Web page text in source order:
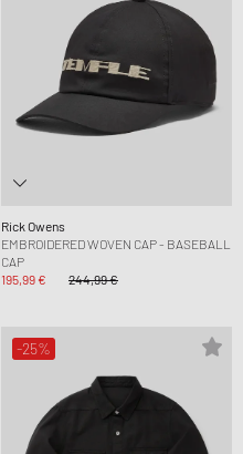
Rick Owens
EMBROIDERED WOVEN CAP - BASEBALL
CAP
195,99 €
244,99 €
-25%